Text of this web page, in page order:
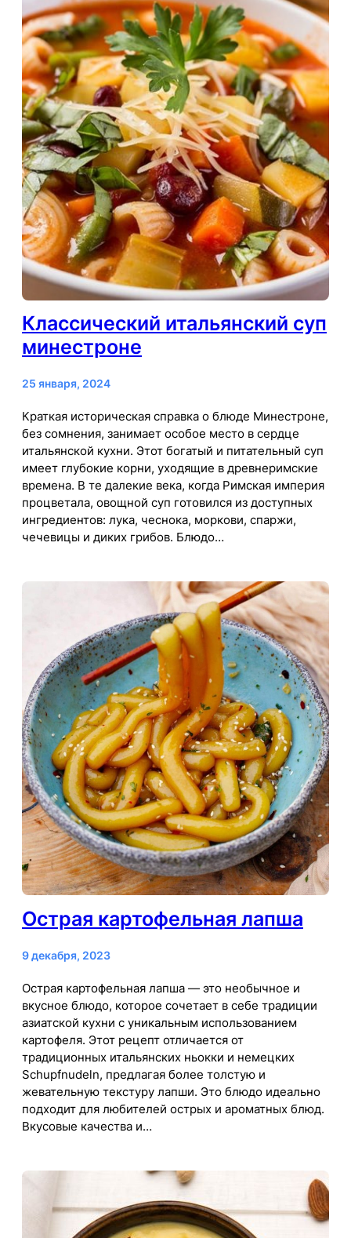
Классический итальянский суп
минестроне
25 января, 2024
Краткая историческая справка о блюде Минестроне,
без сомнения, занимает особое место в сердце
итальянской кухни. Этот богатый и питательный суп
имеет глубокие корни, уходящие в древнеримские
времена. В те далекие века, когда Римская империя
процветала, овощной суп готовился из доступных
ингредиентов: лука, чеснока, моркови, спаржи,
чечевицы и диких грибов. Блюдо…
Острая картофельная лапша
9 декабря, 2023
Острая картофельная лапша — это необычное и
вкусное блюдо, которое сочетает в себе традиции
азиатской кухни с уникальным использованием
картофеля. Этот рецепт отличается от
традиционных итальянских ньокки и немецких
Schupfnudeln, предлагая более толстую и
жевательную текстуру лапши. Это блюдо идеально
подходит для любителей острых и ароматных блюд.
Вкусовые качества и…